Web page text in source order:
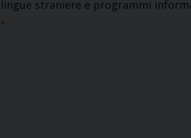
lingue straniere e programmi
»